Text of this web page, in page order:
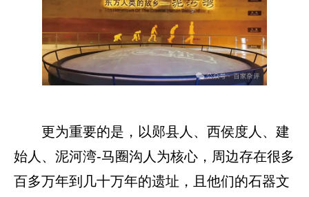
更为重要的是，以郧县人、西侯度人、建
始人、泥河湾-马圈沟人为核心，周边存在很多
百多万年到几十万年的遗址，且他们的石器文